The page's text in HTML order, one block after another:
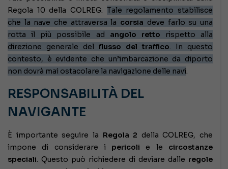
Regola 10 della COLREG. Tale regolamento stabilisce
che la nave che attraversa la corsia deve farlo su una
rotta il più possibile ad angolo retto rispetto alla
direzione generale del flusso del traffico. In questo
contesto, è evidente che un’imbarcazione da diporto
non dovrà mai ostacolare la navigazione delle navi.
RESPONSABILITÀ DEL
NAVIGANTE
È importante seguire la Regola 2 della COLREG, che
impone di considerare i pericoli e le circostanze
speciali. Questo può richiedere di deviare dalle regole